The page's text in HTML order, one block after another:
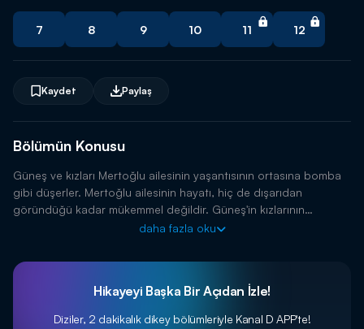
Bölümün Konusu
Güneş ve kızları Mertoğlu ailesinin yaşantısının ortasına bomba
gibi düşerler. Mertoğlu ailesinin hayatı, hiç de dışarıdan
göründüğü kadar mükemmel değildir. Güneş'in kızlarının
gelişiyle, tüm dengeler değişecek ve bütün sırlar ortaya
daha fazla oku
Kaydet Paylaş
7 8 9 10 11 12
Hikayeyi Başka Bir Açıdan İzle!
Diziler, 2 dakikalık dikey bölümleriyle Kanal D APP'te!